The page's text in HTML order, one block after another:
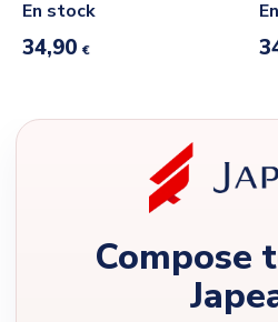
En stock
34,90 €
Compose